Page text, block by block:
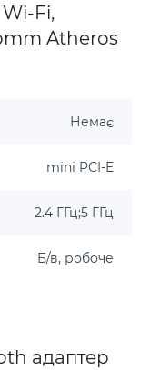
Fi,
Atheros
Немає
mini PCI-E
2.4 ГГц;5 ГГц
Б/в, робоче
адаптер